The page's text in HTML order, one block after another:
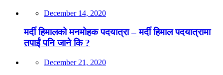
December 14, 2020
मर्दी हिमालको मनमोहक पदयात्रा – मर्दी हिमाल पदयात्रामा
तपाईं पनि जाने कि ?
December 21, 2020